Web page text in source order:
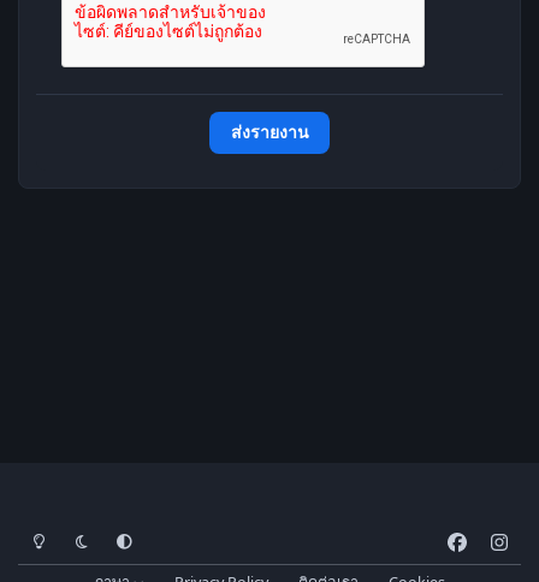
ส่งรายงาน
โหมดสว่างโหมดมืด การตั้งค่าระบบ
a
n